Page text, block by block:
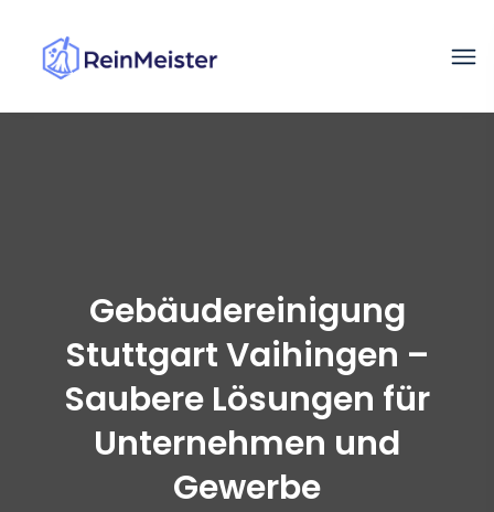
Gebäudereinigung
Stuttgart Vaihingen –
Saubere Lösungen für
Unternehmen und
Gewerbe